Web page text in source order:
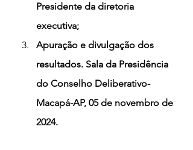
Presidente da diretoria
executiva;
Apuração e divulgação dos
resultados. Sala da Presidência
do Conselho Deliberativo-
Macapá-AP, 05 de novembro de
2024.